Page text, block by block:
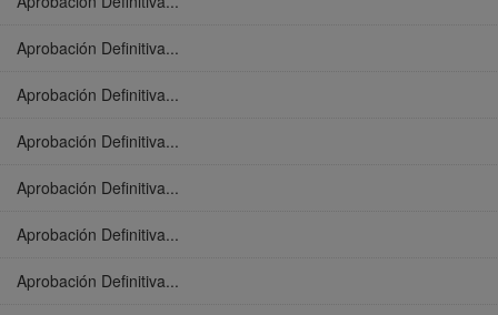
Aprobación Definitiva...
Aprobación Definitiva...
Aprobación Definitiva...
Aprobación Definitiva...
Aprobación Definitiva...
Aprobación Definitiva...